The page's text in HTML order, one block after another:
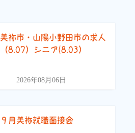
美祢市・山陽小野田市の求人
（8.07）シニア(8.03）
2026年08月06日
９月美祢就職面接会